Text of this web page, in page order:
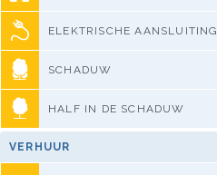
ELEKTRISCHE AANSLUITING
SCHADUW
HALF IN DE SCHADUW
VERHUUR